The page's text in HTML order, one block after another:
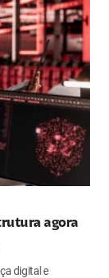
agora
digital e